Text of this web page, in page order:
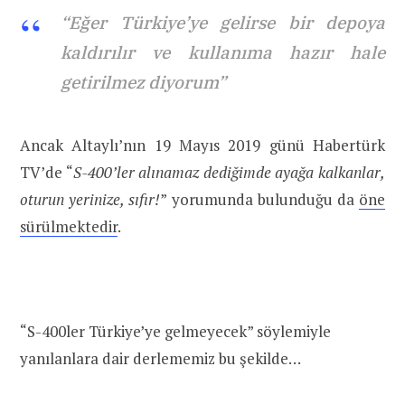
“Eğer Türkiye’ye gelirse bir depoya
kaldırılır ve kullanıma hazır hale
getirilmez diyorum”
Ancak Altaylı’nın 19 Mayıs 2019 günü Habertürk
TV’de “S-400’ler alınamaz dediğimde ayağa kalkanlar,
oturun yerinize, sıfır!” yorumunda bulunduğu da öne
sürülmektedir.
“S-400ler Türkiye’ye gelmeyecek” söylemiyle
yanılanlara dair derlememiz bu şekilde…